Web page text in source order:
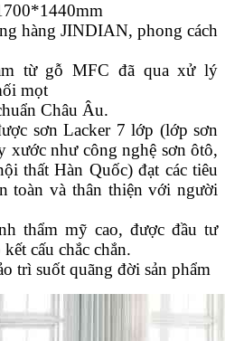
hàng JINDIAN, phong cách
từ gỗ MFC đã qua xử lý
mọt
Châu Âu.
sơn Lacker 7 lớp (lớp sơn
xước như công nghệ sơn ôtô,
thất Hàn Quốc) đạt các tiêu
toàn và thân thiện với người
thẩm mỹ cao, được đầu tư
cấu chắc chắn.
trì suốt quãng đời sản phẩm